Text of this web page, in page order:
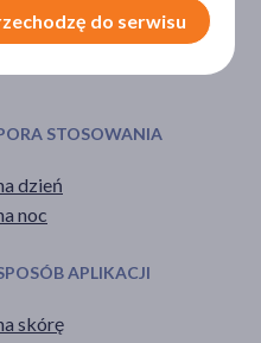
STOSOWANIA
dzień
noc
APLIKACJI
skórę
do serwisu